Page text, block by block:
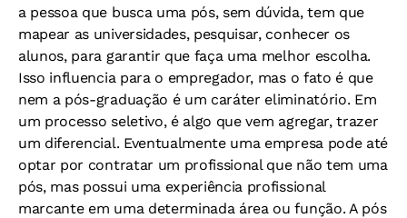
a pessoa que busca uma pós, sem dúvida, tem que
mapear as universidades, pesquisar, conhecer os
alunos, para garantir que faça uma melhor escolha.
Isso influencia para o empregador, mas o fato é que
nem a pós-graduação é um caráter eliminatório. Em
um processo seletivo, é algo que vem agregar, trazer
um diferencial. Eventualmente uma empresa pode até
optar por contratar um profissional que não tem uma
pós, mas possui uma experiência profissional
marcante em uma determinada área ou função. A pós